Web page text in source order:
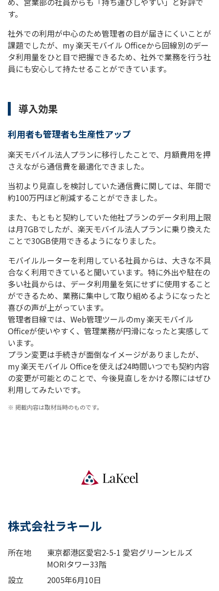
す。
社外での利用が中心のため管理者の目が届きにくいことが
課題でしたが、my 楽天モバイル Officeから回線別のデー
タ利用量をひと目で把握できるため、社外で業務を行う社
員にも安心して持たせることができています。
導入効果
利用者も管理者も生産性アップ
楽天モバイル法人プランに移行したことで、月額費用を押
さえながら通信費を最適化できました。
当初より見直しを検討していた通信費に関しては、年間で
約100万円ほど削減することができました。
また、もともと契約していた他社プランのデータ利用上限
は月7GBでしたが、楽天モバイル法人プランに乗り換えた
ことで30GB使用できるようになりました。
モバイルルーターを利用している社員からは、大きな不具
合なく利用できていると聞いています。特に外出や駐在の
多い社員からは、データ利用量を気にせずに使用すること
ができるため、業務に集中して取り組めるようになったと
喜びの声が上がっています。
管理者目線では、Web管理ツールのmy 楽天モバイル
Officeが使いやすく、管理業務が円滑になったと実感して
います。
プラン変更は手続きが面倒なイメージがありましたが、
my 楽天モバイル Officeを使えば24時間いつでも契約内容
の変更が可能とのことで、今後見直しをかける際にはぜひ
利用してみたいです。
※ 掲載内容は取材当時のものです。
株式会社ラキール
所在地
東京都港区愛宕2-5-1 愛宕グリーンヒルズ
MORIタワー33階
設立
2005年6月10日